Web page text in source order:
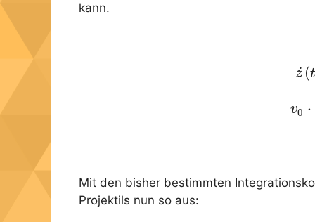
kann.
z
˙ (t
v0 ⋅
Mit den bisher bestimmten
Projektils nun so aus: